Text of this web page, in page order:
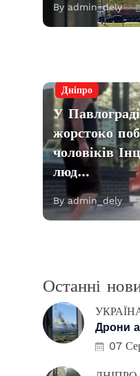
By admin_dely
Дніпро
У Павлограді
жорстоко
чоловіків
люд…
By admin_dely
Останні
Дрони
07